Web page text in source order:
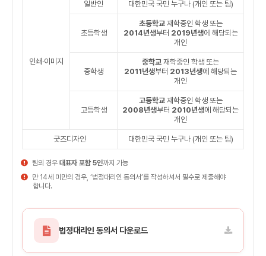
인쇄·이미지
일반인 대한민국 국민 누구나 (개인 또는 팀)
초등학생
초등학교재학중인 학생 또는
2014년생부터 2019년생에 해당되는
개인
중학생
중학교 재학중인 학생 또는
2011년생부터 2013년생에 해당되는
개인
고등학생
고등학교재학중인 학생 또는
2008년생부터 2010년생에 해당되는
개인
굿즈디자인 대한민국 국민 누구나 (개인 또는 팀)
팀의 경우 대표자 포함 5인까지 가능
만 14세 미만의 경우, ‘법정대리인 동의서’를 작성하셔서 필수로 제출해야
합니다.
법정대리인 동의서 다운로드